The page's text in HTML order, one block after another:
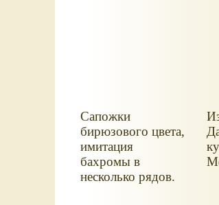
Сапожки
бирюзового цвета,
имитация
бахромы в
несколько рядов.